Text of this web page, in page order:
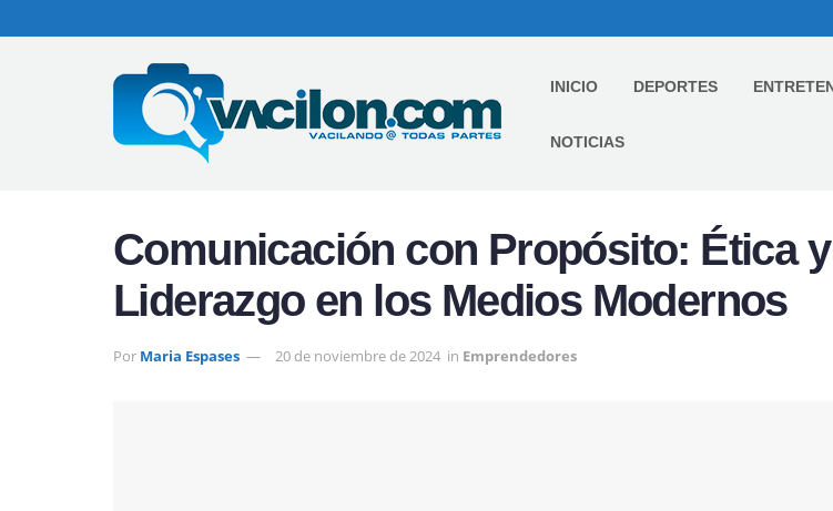
INICIO DEPORTES
NOTICIAS
Comunicación con Propósito: Ética y
Liderazgo en los Medios Modernos
Por Maria Espases 20 de noviembre de 2024 in Emprendedores